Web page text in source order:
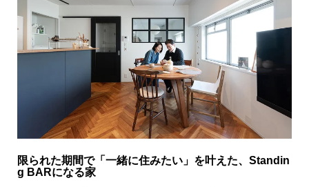
限られた期間で「一緒に住みたい」を叶えた、Standin
g BARになる家